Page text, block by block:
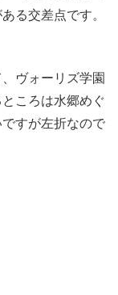
る交差点です。
ヴォーリズ学園
ころは水郷めぐ
すが左折なので